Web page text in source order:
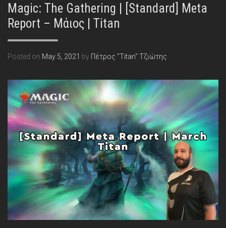
Magic: The Gathering | [Standard] Meta
Report – Μάιος | Titan
Posted on May 5, 2021 by Πέτρος "Titan" Τζιώτης